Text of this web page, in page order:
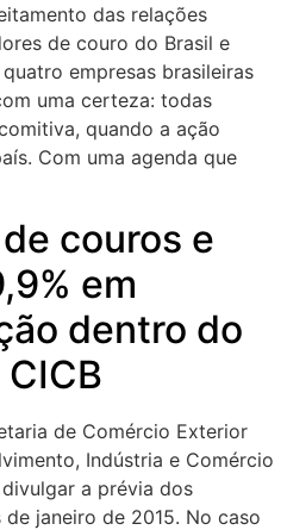
das relações
de couro do Brasil e
empresas brasileiras
uma certeza: todas
quando a ação
Com uma agenda que
couros e
em
dentro do
de Comércio Exterior
Indústria e Comércio
a prévia dos
janeiro de 2015. No caso